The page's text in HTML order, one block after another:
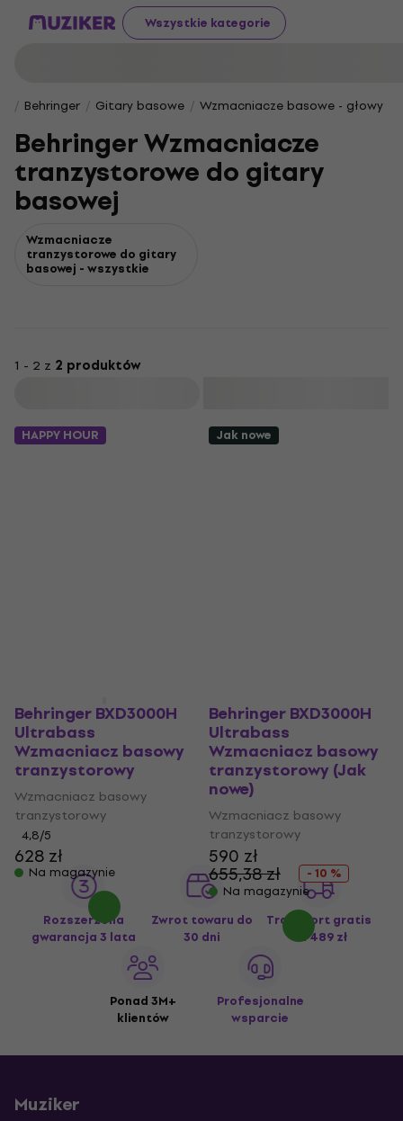
Wszystkie kategorie
Behringer Gitary basowe Wzmacniacze basowe - głowy
Behringer Wzmacniacze
tranzystorowe do gitary
basowej
Wzmacniacze
tranzystorowe do gitary
basowej - wszystkie
1 - 2 z 2 produktów
HAPPY HOUR
Behringer BXD3000H
Ultrabass
Wzmacniacz basowy
tranzystorowy
Wzmacniacz basowy
tranzystorowy
4,8/5
628 zł
Na magazynie
Jak nowe
Behringer BXD3000H
Ultrabass
Wzmacniacz basowy
tranzystorowy (Jak
nowe)
Wzmacniacz basowy
tranzystorowy
590 zł
655,38 zł
- 10 %
Na magazynie
Rozszerzona
gwarancja 3 lata
Zwrot towaru do
30 dni
Transport gratis
od 489 zł
Ponad 3M+
klientów
Profesjonalne
wsparcie
Muziker